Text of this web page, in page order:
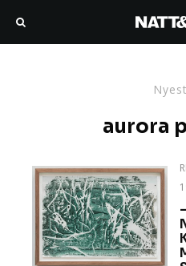
aurora